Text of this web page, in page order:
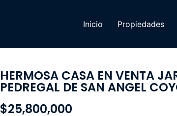
Inicio Propiedades
HERMOSA CASA EN VENTA
PEDREGAL DE SAN ANGEL
$25,800,000